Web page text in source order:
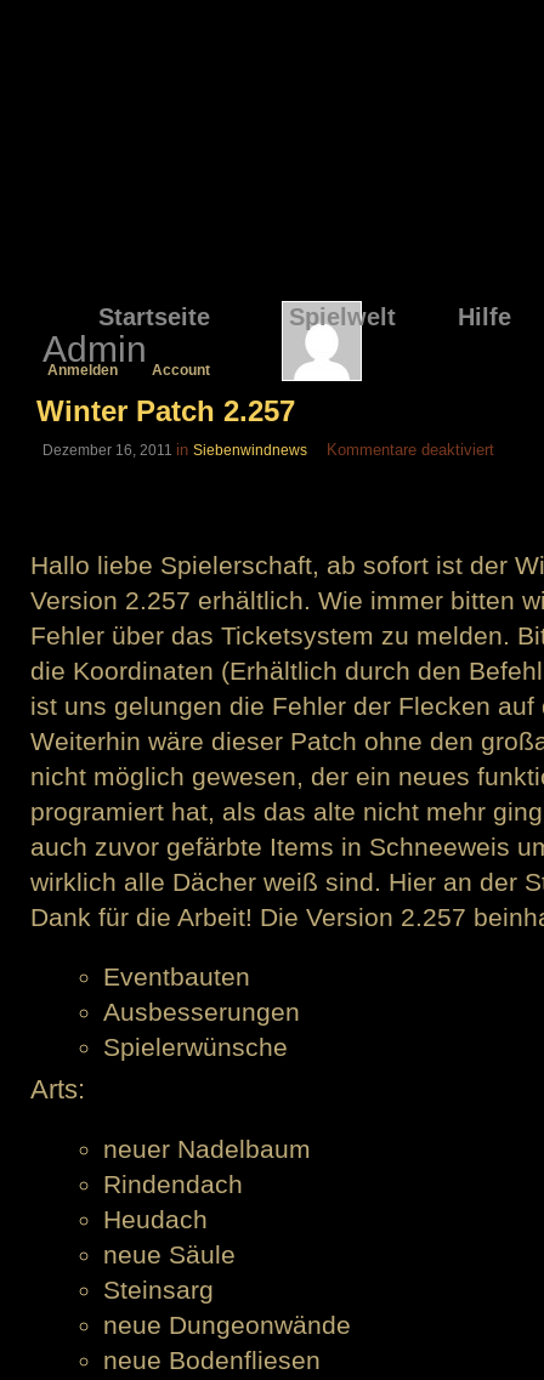
Startseite Spielwelt Hilfe
Admin
Anmelden Account
Winter Patch 2.257
Dezember 16, 2011 in Siebenwindnews Kommentare deaktiviertfür
Hallo liebe Spielerschaft, ab sofort ist der
Version 2.257 erhältlich. Wie immer bitten
Fehler über das Ticketsystem zu melden.
die Koordinaten (Erhältlich durch den
ist uns gelungen die Fehler der Flecken
Weiterhin wäre dieser Patch ohne den
nicht möglich gewesen, der ein neues
programiert hat, als das alte nicht mehr
auch zuvor gefärbte Items in Schneeweis
wirklich alle Dächer weiß sind. Hier an der
Dank für die Arbeit! Die Version 2.257
Eventbauten
Ausbesserungen
Spielerwünsche
Arts:
neuer Nadelbaum
Rindendach
Heudach
neue Säule
Steinsarg
neue Dungeonwände
neue Bodenfliesen